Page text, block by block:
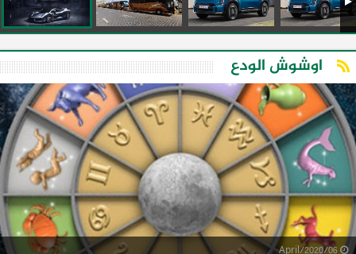
اوشوش الودع